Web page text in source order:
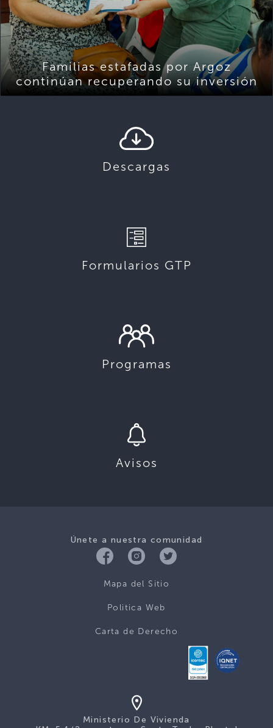
Familias estafadas por Argoz
continúan recuperando su inversión
Descargas
Formularios GTP
Programas
Avisos
Únete a nuestra comunidad
Mapa del Sitio
Politica Web
Carta de Derecho
Ministerio De Vivienda